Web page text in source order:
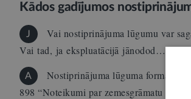
Kādos gadījumos
J
Vai nostiprinājuma lūgumu var
Vai tad, ja ekspluatācijā jānodod…
A
Nostiprinājuma lūguma formas ir
898 “Noteikumi par zemesgrāmatu